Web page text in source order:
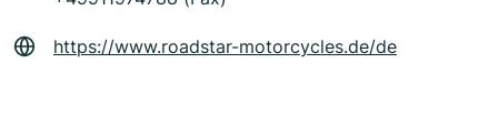
https://www.roadstar-motorcycles.de/de